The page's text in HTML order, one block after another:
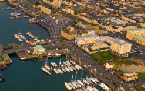
exploite
Chantereyne
et nautique